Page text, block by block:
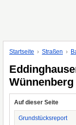
Startseite Straßen
Wünnenberg
Auf dieser Seite
Grundstücksreport